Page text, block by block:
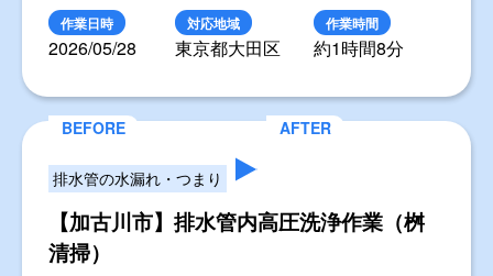
作業日時
2026/05/28
対応地域
東京都大田区
作業時間
約1時間8分
排水管の水漏れ・つまり
【加古川市】排水管内高圧洗浄作業（桝
清掃）